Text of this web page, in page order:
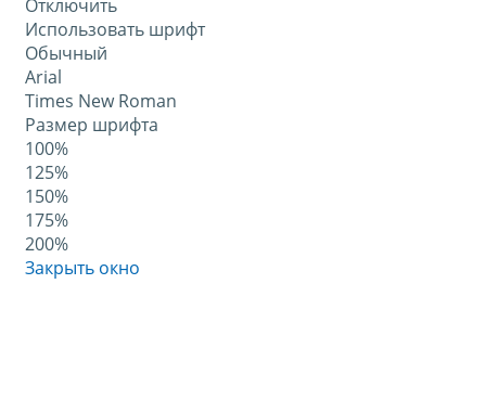
Отключить
Использовать шрифт
Обычный
Arial
Times New Roman
Размер шрифта
100%
125%
150%
175%
200%
Закрыть окно